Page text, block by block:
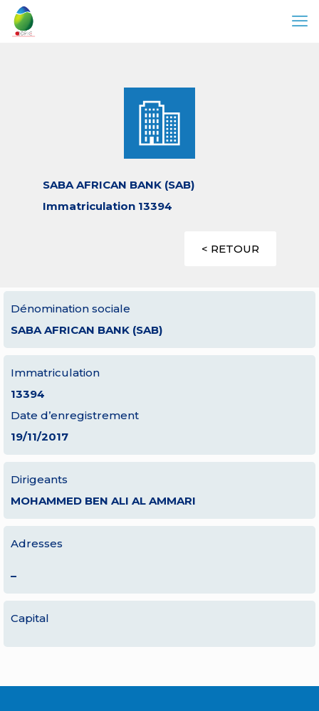
SABA AFRICAN BANK (SAB)
Immatriculation 13394
< RETOUR
Dénomination sociale
SABA AFRICAN BANK (SAB)
Immatriculation
13394
Date d’enregistrement
19/11/2017
Dirigeants
MOHAMMED BEN ALI AL AMMARI
Adresses
–
Capital